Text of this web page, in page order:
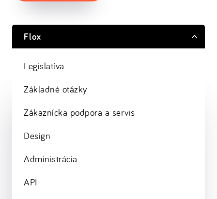
Flox
Legislatíva
Základné otázky
Zákaznícka podpora a servis
Design
Administrácia
API